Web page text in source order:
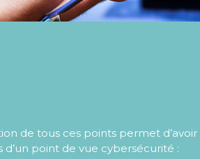
de tous ces points permet
d’un point de vue cybersécurité :